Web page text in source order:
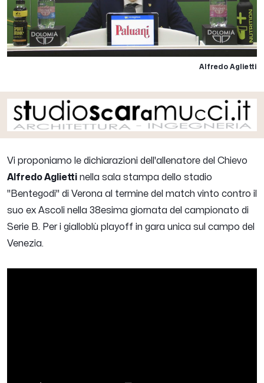
Alfredo Aglietti
Vi proponiamo le dichiarazioni dell'allenatore del Chievo
Alfredo Aglietti nella sala stampa dello stadio
"Bentegodi" di Verona al termine del match vinto contro il
suo ex Ascoli nella 38esima giornata del campionato di
Serie B. Per i gialloblù playoff in gara unica sul campo del
Venezia.